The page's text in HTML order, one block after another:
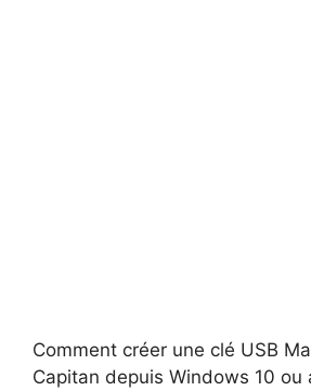
Comment créer une clé USB
Capitan depuis Windows 10 ou